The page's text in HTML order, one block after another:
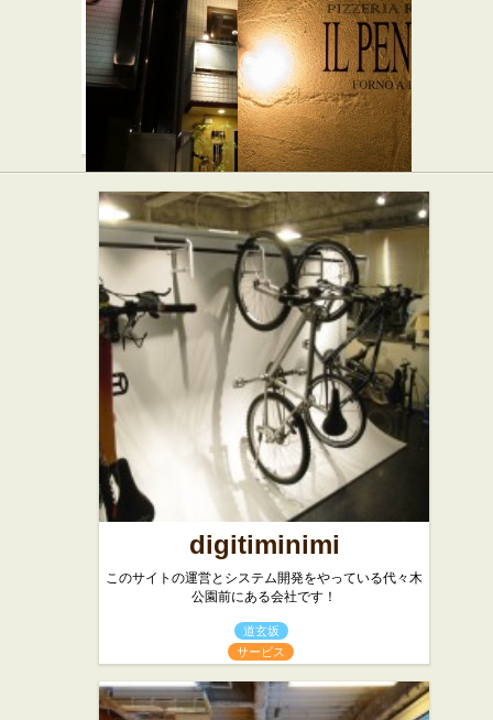
パン屋
バー シャ
ンクス ★★☆
バー・居酒屋
イル・ペ
ンティー
ト ★★★
イタリアン
digitiminimi
このサイトの運営とシステム開発をやっている代々木
公園前にある会社です！
道玄坂
サービス